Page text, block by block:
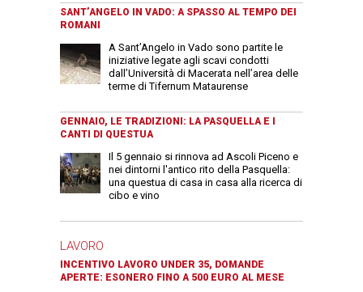
SANT’ANGELO IN VADO: A SPASSO AL TEMPO DEI
ROMANI
A Sant’Angelo in Vado sono partite le
iniziative legate agli scavi condotti
dall’Università di Macerata nell’area delle
terme di Tifernum Mataurense
GENNAIO, LE TRADIZIONI: LA PASQUELLA E I
CANTI DI QUESTUA
Il 5 gennaio si rinnova ad Ascoli Piceno e
nei dintorni l'antico rito della Pasquella:
una questua di casa in casa alla ricerca di
cibo e vino
LAVORO
INCENTIVO LAVORO UNDER 35, DOMANDE
APERTE: ESONERO FINO A 500 EURO AL MESE